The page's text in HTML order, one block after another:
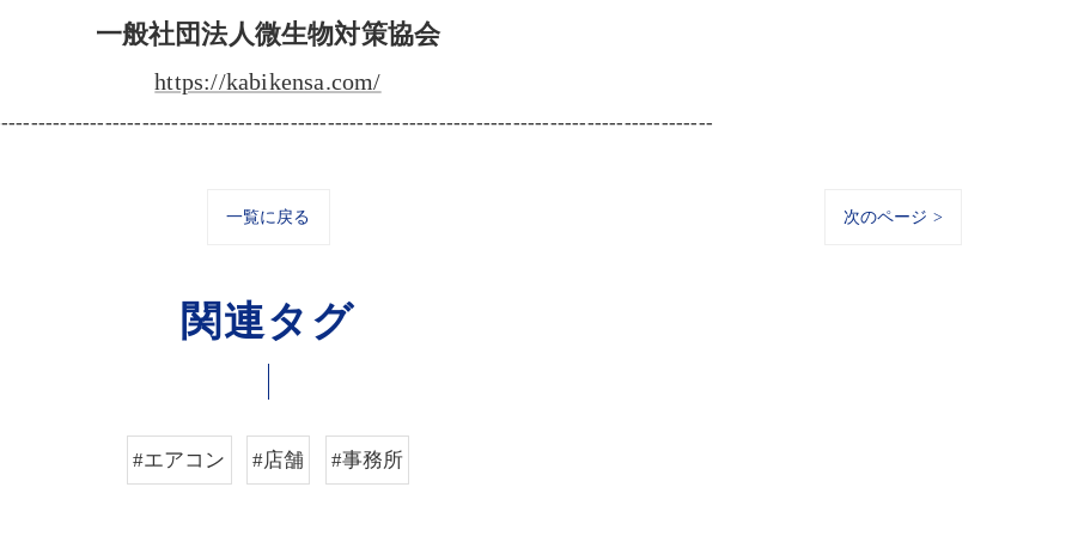
一般社団法人微生物対策協会
https://kabikensa.com/
一覧に戻る 次のページ >
関連タグ
#エアコン #店舗 #事務所